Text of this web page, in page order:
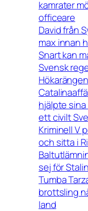
kamrater
officeare
David från
max innan
Snart kan
Svensk
hjälpte
ett civilt
Kriminell V
och sitta i
sej för Stalin
Tumba
brottsling
land